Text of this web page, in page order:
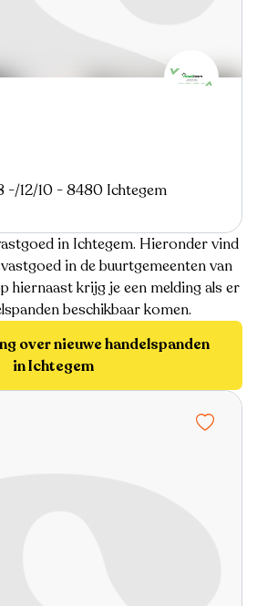
-/12/10 - 8480 Ichtegem
in Ichtegem. Hieronder vind
in de buurtgemeenten van
hiernaast krijg je een melding als er
beschikbaar komen.
over nieuwe handelspanden
in Ichtegem